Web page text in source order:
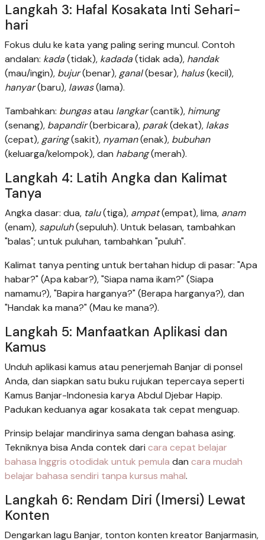
Langkah 3: Hafal Kosakata Inti Sehari-
hari
Fokus dulu ke kata yang paling sering muncul. Contoh
andalan: kada(tidak), kadada(tidak ada), handak
(mau/ingin), bujur(benar), ganal(besar), halus(kecil),
hanyar(baru), lawas(lama).
Tambahkan: bungasatau langkar(cantik), himung
(senang), bapandir(berbicara), parak(dekat), lakas
(cepat), garing(sakit), nyaman(enak), bubuhan
(keluarga/kelompok), dan habang(merah).
Langkah 4: Latih Angka dan Kalimat
Tanya
Angka dasar: dua, talu(tiga), ampat(empat), lima, anam
(enam), sapuluh(sepuluh). Untuk belasan, tambahkan
"balas"; untuk puluhan, tambahkan "puluh".
Kalimat tanya penting untuk bertahan hidup di pasar: "Apa
habar?" (Apa kabar?), "Siapa nama ikam?" (Siapa
namamu?), "Bapira harganya?" (Berapa harganya?), dan
"Handak ka mana?" (Mau ke mana?).
Langkah 5: Manfaatkan Aplikasi dan
Kamus
Unduh aplikasi kamus atau penerjemah Banjar di ponsel
Anda, dan siapkan satu buku rujukan tepercaya seperti
Kamus Banjar-Indonesia karya Abdul Djebar Hapip.
Padukan keduanya agar kosakata tak cepat menguap.
Prinsip belajar mandirinya sama dengan bahasa asing.
Tekniknya bisa Anda contek dari cara cepat belajar
bahasa Inggris otodidak untuk pemula dan cara mudah
belajar bahasa sendiri tanpa kursus mahal.
Langkah 6: Rendam Diri (Imersi) Lewat
Konten
Dengarkan lagu Banjar, tonton konten kreator Banjarmasin,